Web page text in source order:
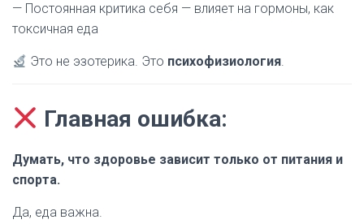
— Постоянная критика себя — влияет на гормоны, как
токсичная еда
Это не эзотерика. Это психофизиология.
Главная ошибка:
Думать, что здоровье зависит только от питания и
спорта.
Да, еда важна.